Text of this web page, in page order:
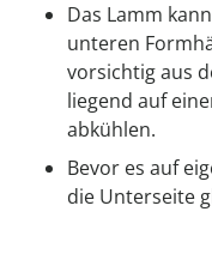
Das Lamm
unteren
vorsichtig aus
liegend auf
abkühlen.
Bevor es auf
die Unterseite